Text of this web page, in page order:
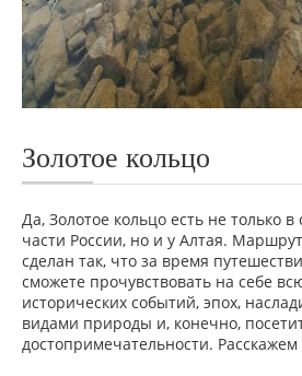
Золотое кольцо
Да, Золотое кольцо есть не только
части России, но и у Алтая.
сделан так, что за время
сможете прочувствовать на себе
исторических событий, эпох,
видами природы и, конечно,
достопримечательности.